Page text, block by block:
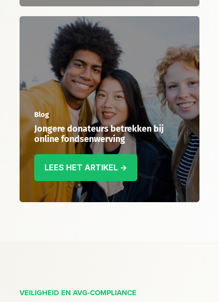
Blog
Jongere donateurs betrekken bij
online fondsenwerving
LEES HET ARTIKEL →
VEILIGHEID EN AVG-COMPLIANCE